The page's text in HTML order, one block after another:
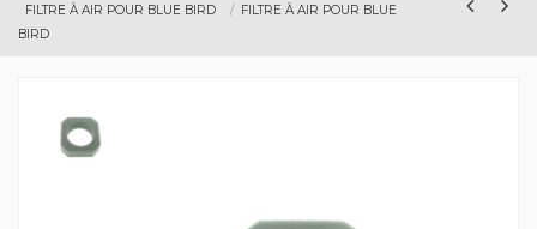
FILTRE À AIR POUR BLUE BIRD
FILTRE À AIR POUR BLUE
BIRD